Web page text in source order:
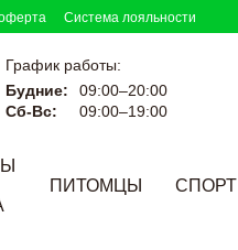
Система лояльности
График работы:
Будние:
09:00–20:00
Сб-Вс:
09:00–19:00
ПИТОМЦЫ СПОРТ